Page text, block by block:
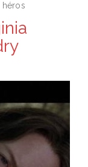
héros